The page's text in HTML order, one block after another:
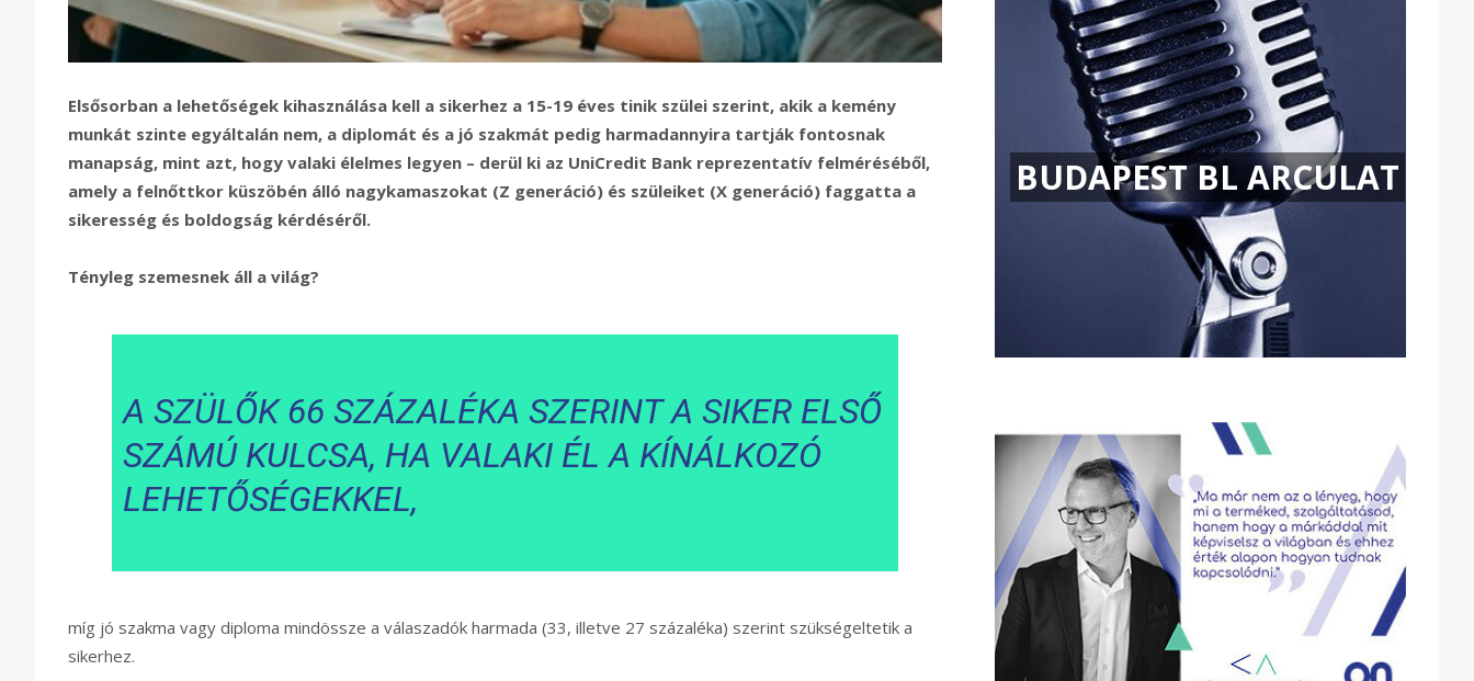
Elsősorban a lehetőségek kihasználása kell a sikerhez a 15-19 éves tinik szülei szerint, akik a kemény
munkát szinte egyáltalán nem, a diplomát és a jó szakmát pedig harmadannyira tartják fontosnak
manapság, mint azt, hogy valaki élelmes legyen – derül ki az UniCredit Bank reprezentatív felméréséből,
amely a felnőttkor küszöbén álló nagykamaszokat (Z generáció) és szüleiket (X generáció) faggatta a
sikeresség és boldogság kérdéséről.
Tényleg szemesnek áll a világ?
A SZÜLŐK 66 SZÁZALÉKA SZERINT A SIKER ELSŐ
SZÁMÚ KULCSA, HA VALAKI ÉL A KÍNÁLKOZÓ
LEHETŐSÉGEKKEL,
míg jó szakma vagy diploma mindössze a válaszadók harmada (33, illetve 27 százaléka) szerint szükségeltetik a
sikerhez.
BUDAPEST BL ARCULAT